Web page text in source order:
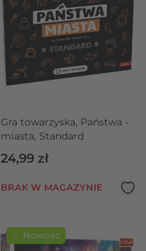
Gra towarzyska, Państwa -
miasta, Standard
24,99 zł
BRAK W MAGAZYNIE
☆ Nowość